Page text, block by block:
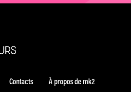
Contacts À propos de mk2